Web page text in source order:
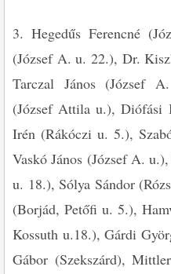
3. Hegedűs Ferencné
(József A. u. 22.), Dr.
Tarczal János (József
(József Attila u.), Diófási
Irén (Rákóczi u. 5.),
Vaskó János (József A.
u. 18.), Sólya Sándor
(Borjád, Petőfi u. 5.),
Kossuth u.18.), Gárdi
Gábor (Szekszárd),